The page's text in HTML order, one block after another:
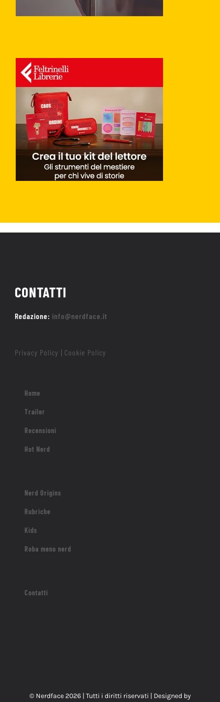
CONTATTI
Redazione: info@nerdface.it
Privacy Policy | Cookie Policy
Home
Trailer
Recensioni
Hot Nerd
Nerd Origins
Rubriche
Kids
Roba meno nerd
Contatti
© Nerdface 2026 | Tutti i diritti riservati | Designed by